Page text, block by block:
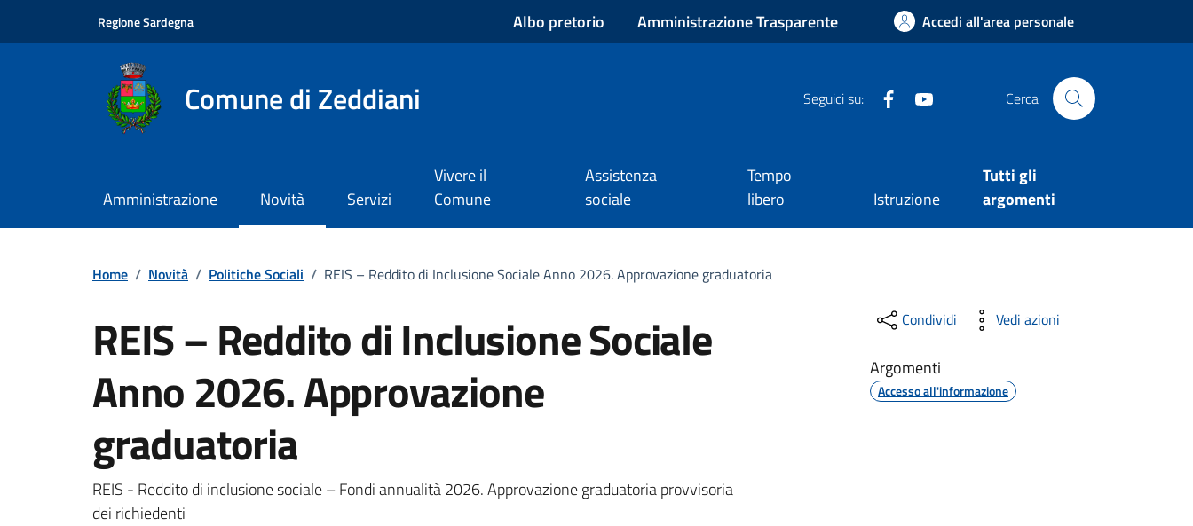
Regione Sardegna Albo pretorio Amministrazione Trasparente Accedi all'area personale
Comune di Zeddiani Seguici su: Facebook Cerca
Amministrazione Novità Servizi
Vivere il
Comune
Assistenza
sociale
Tempo
libero
Istruzione
Tutti gli
argomenti
Home / Novità / Politiche Sociali / REIS – Reddito di Inclusione Sociale Anno 2026. Approvazione graduatoria
REIS – Reddito di Inclusione Sociale
Anno 2026. Approvazione
graduatoria
Dettagli della notizia
REIS - Reddito di inclusione sociale – Fondi annualità 2026. Approvazione graduatoria provvisoria
dei richiedenti
Condividi Vedi azioni
Argomenti
Accesso all'informazione